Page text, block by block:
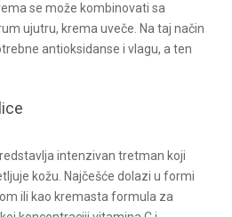
se može kombinovati sa
ujutru, krema uveče. Na taj način
antioksidanse i vlagu, a ten
intenzivan tretman koji
kožu. Najčešće dolazi u formi
ili kao kremasta formula za